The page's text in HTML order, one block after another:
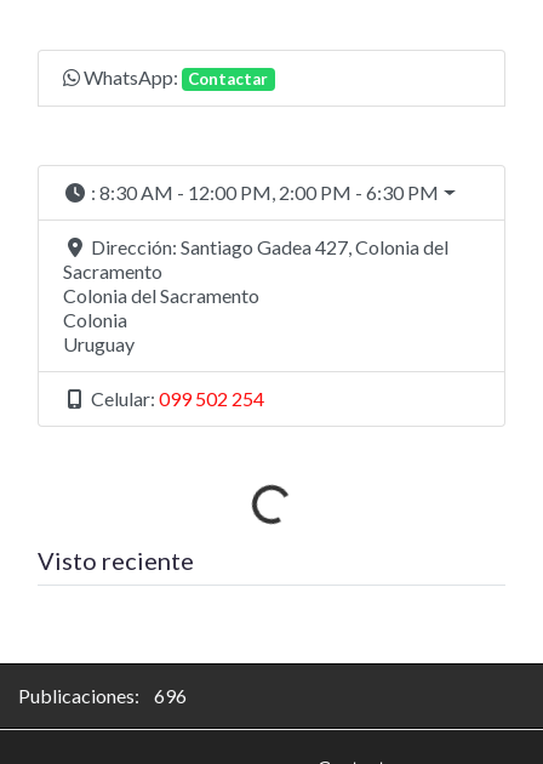
WhatsApp: Contactar
: 8:30 AM - 12:00 PM, 2:00 PM - 6:30 PM
Dirección: Santiago Gadea 427, Colonia del
Sacramento
Colonia del Sacramento
Colonia
Uruguay
Celular: 099 502 254
Visto reciente Cargando…
Publicaciones: 696